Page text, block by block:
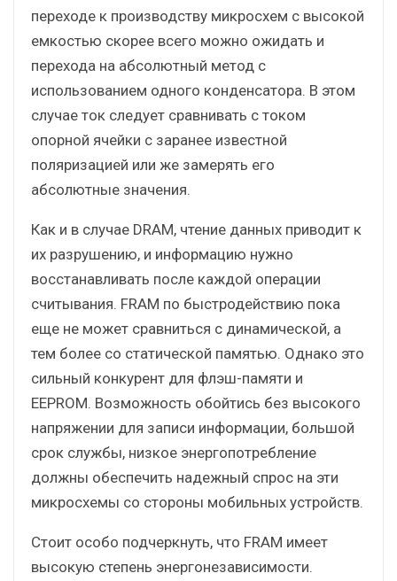
переходе к производству микросхем с высокой
емкостью скорее всего можно ожидать и
перехода на абсолютный метод с
использованием одного конденсатора. В этом
случае ток следует сравнивать с током
опорной ячейки с заранее известной
поляризацией или же замерять его
абсолютные значения.
Как и в случае DRAM, чтение данных приводит к
их разрушению, и информацию нужно
восстанавливать после каждой операции
считывания. FRAM по быстродействию пока
еще не может сравниться с динамической, а
тем более со статической памятью. Однако это
сильный конкурент для флэш-памяти и
EEPROM. Возможность обойтись без высокого
напряжении для записи информации, большой
срок службы, низкое энергопотребление
должны обеспечить надежный спрос на эти
микросхемы со стороны мобильных устройств.
Стоит особо подчеркнуть, что FRAM имеет
высокую степень энергонезависимости.